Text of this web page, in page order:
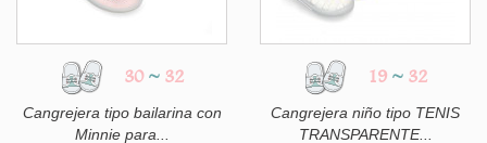
30 ~ 32
Cangrejera tipo bailarina con
Minnie para...
19 ~ 32
Cangrejera niño tipo TENIS
TRANSPARENTE...